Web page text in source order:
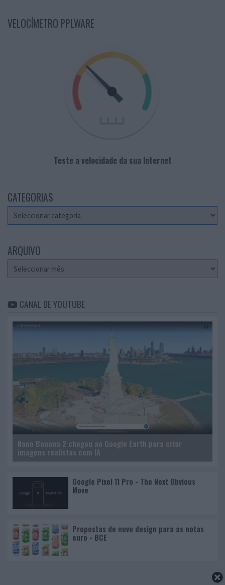
VELOCÍMETRO PPLWARE
Teste a velocidade da sua Internet
CATEGORIAS
Categorias
ARQUIVO
Arquivo
CANAL DE YOUTUBE
Nano Banana 2 chegou ao Google Earth para criar
imagens realistas com IA
Google Pixel 11 Pro - The Next Obvious
Move
Propostas de novo design para as notas
euro - BCE